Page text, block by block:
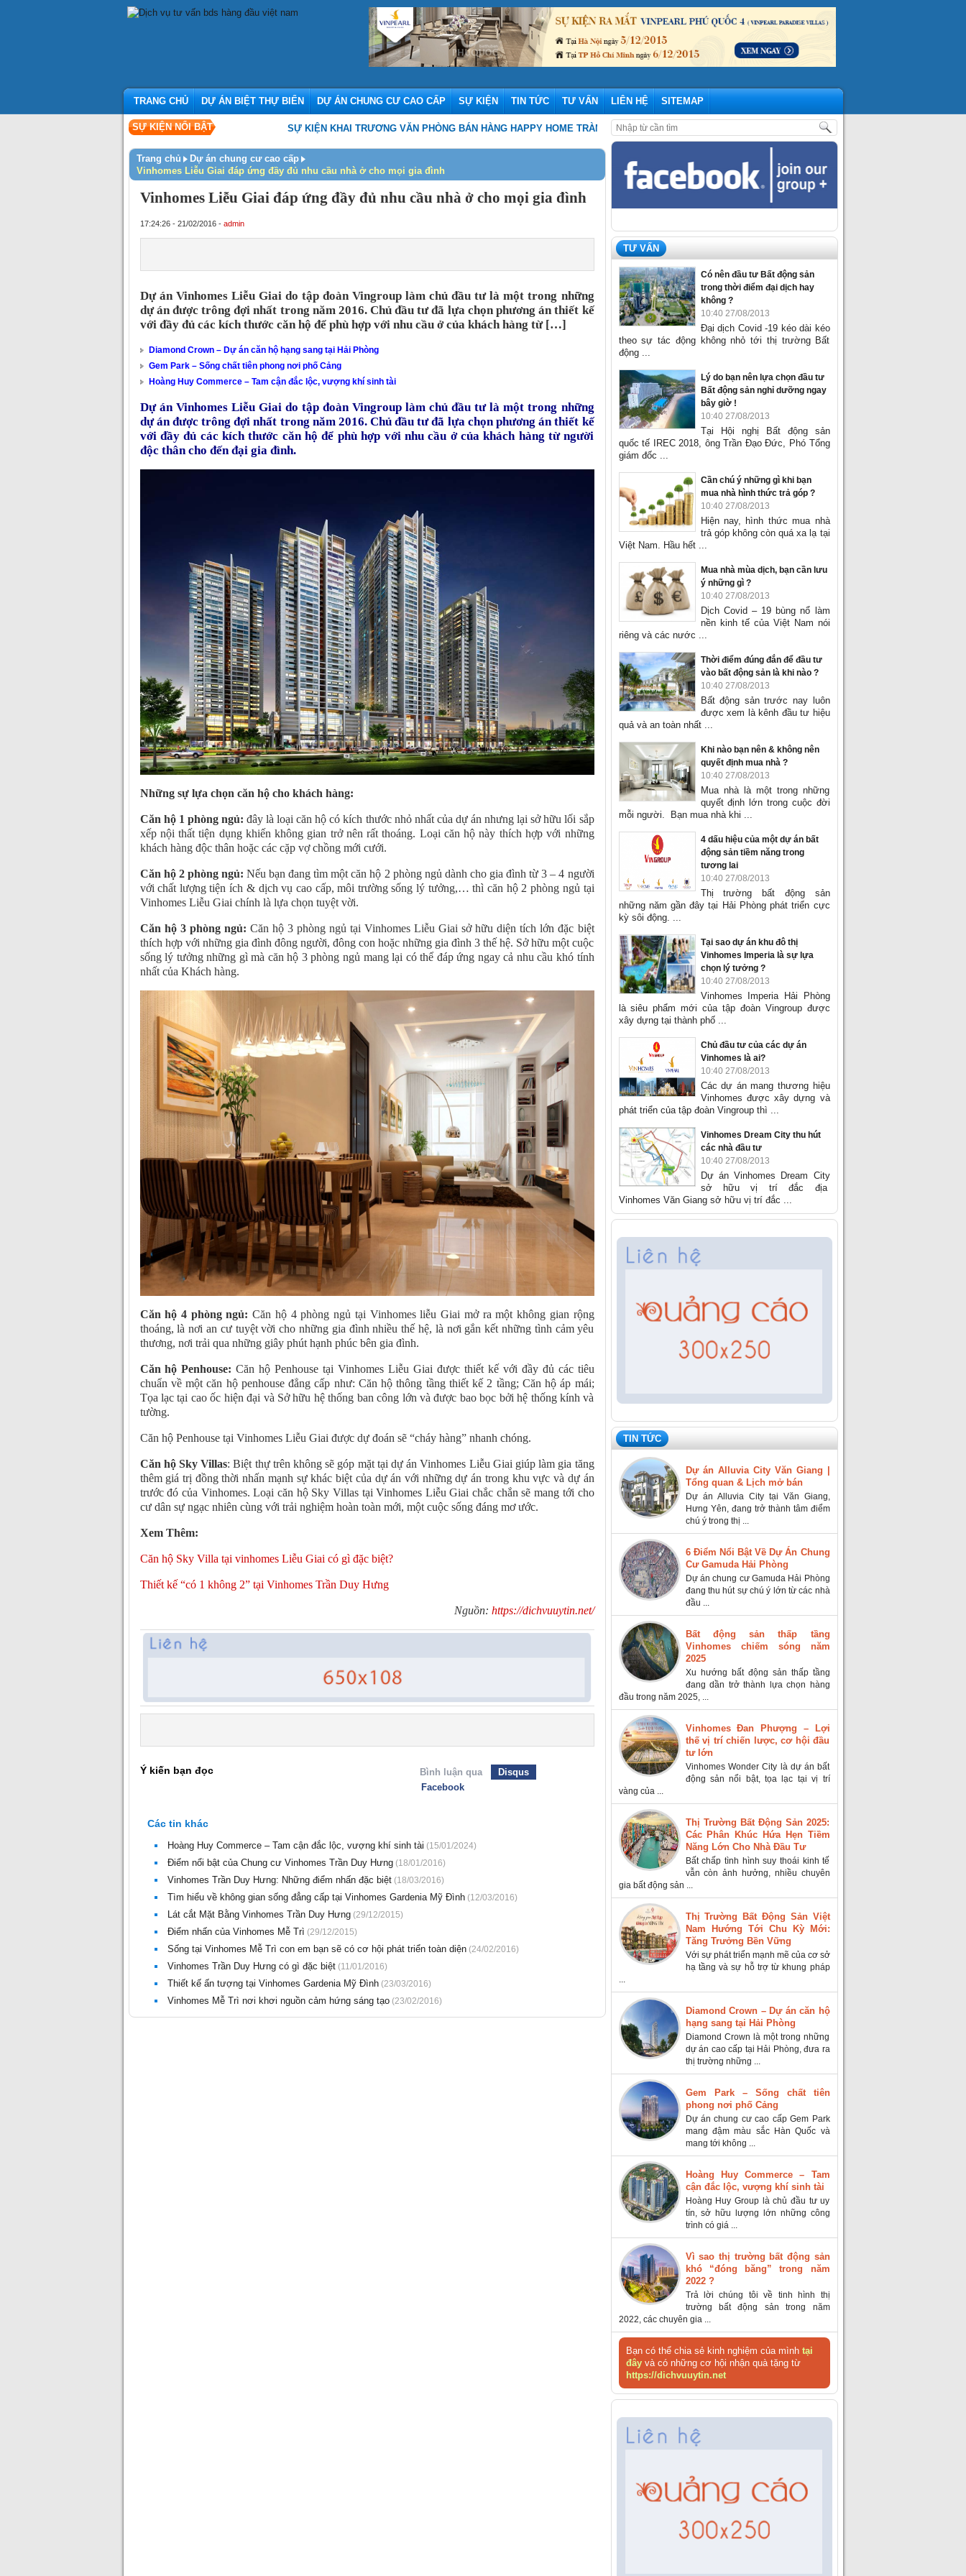
TRANG CHỦ DỰ ÁN BIỆT THỰ BIỂN DỰ ÁN CHUNG CƯ CAO CẤP SỰ KIỆN TIN TỨC TƯ VẤN LIÊN HỆ SITEMAP
SỰ KIỆN NỔI BẬT SỰ KIỆN KHAI TRƯƠNG VĂN PHÒNG BÁN HÀNG HAPPY HOME TRÀNG CÁT,THE ORIGAMI VINHOMES GRAND PARK – NHỮNG CẬP NHẬP MỚI NHẤT THÁNG
Trang chủ
Dự án chung cư cao cấp
Vinhomes Liễu Giai đáp ứng đầy đủ nhu cầu nhà ở cho mọi gia đình
Vinhomes Liễu Giai đáp ứng đầy đủ nhu cầu nhà ở cho mọi gia đình
17:24:26 - 21/02/2016 - admin
Dự án Vinhomes Liễu Giai do tập đoàn Vingroup làm chủ đầu tư là một trong những
dự án được trông đợi nhất trong năm 2016. Chủ đầu tư đã lựa chọn phương án thiết kế
với đầy đủ các kích thước căn hộ để phù hợp với nhu cầu ở của khách hàng từ […]
Diamond Crown – Dự án căn hộ hạng sang tại Hải Phòng
Gem Park – Sống chất tiên phong nơi phố Cảng
Hoàng Huy Commerce – Tam cận đắc lộc, vượng khí sinh tài
Dự án Vinhomes Liễu Giai do tập đoàn Vingroup làm chủ đầu tư là một trong những
dự án được trông đợi nhất trong năm 2016. Chủ đầu tư đã lựa chọn phương án thiết kế
với đầy đủ các kích thước căn hộ để phù hợp với nhu cầu ở của khách hàng từ người
độc thân cho đến đại gia đình.
Những sự lựa chọn căn hộ cho khách hàng:
Căn hộ 1 phòng ngủ: đây là loại căn hộ có kích thước nhỏ nhất của dự án nhưng lại sở hữu lối sắp
xếp nội thất tiện dụng khiến không gian trở nên rất thoáng. Loại căn hộ này thích hợp với những
khách hàng độc thân hoặc các cặp vợ chồng mới cưới.
Căn hộ 2 phòng ngủ: Nếu bạn đang tìm một căn hộ 2 phòng ngủ dành cho gia đình từ 3 – 4 người
với chất lượng tiện ích & dịch vụ cao cấp, môi trường sống lý tưởng,… thì căn hộ 2 phòng ngủ tại
Vinhomes Liễu Giai chính là lựa chọn tuyệt vời.
Căn hộ 3 phòng ngủ: Căn hộ 3 phòng ngủ tại Vinhomes Liễu Giai sở hữu diện tích lớn đặc biệt
thích hợp với những gia đình đông người, đông con hoặc những gia đình 3 thế hệ. Sở hữu một cuộc
sống lý tưởng những gì mà căn hộ 3 phòng ngủ mang lại có thể đáp ứng ngay cả nhu cầu khó tính
nhất của Khách hàng.
Căn hộ 4 phòng ngủ: Căn hộ 4 phòng ngủ tại Vinhomes liễu Giai mở ra một không gian rộng
thoáng, là nơi an cư tuyệt vời cho những gia đình nhiều thế hệ, là nơi gắn kết những tình cảm yêu
thương, nơi trải qua những giây phút hạnh phúc bên gia đình.
Căn hộ Penhouse: Căn hộ Penhouse tại Vinhomes Liễu Giai được thiết kế với đầy đủ các tiêu
chuẩn về một căn hộ penhouse đẳng cấp như: Căn hộ thông tầng thiết kế 2 tầng; Căn hộ áp mái;
Tọa lạc tại cao ốc hiện đại và Sở hữu hệ thống ban công lớn và được bao bọc bởi hệ thống kính và
tường.
Căn hộ Penhouse tại Vinhomes Liễu Giai được dự đoán sẽ “cháy hàng” nhanh chóng.
Căn hộ Sky Villas: Biệt thự trên không sẽ góp mặt tại dự án Vinhomes Liễu Giai giúp làm gia tăng
thêm giá trị đồng thời nhấn mạnh sự khác biệt của dự án với những dự án trong khu vực và dự án
trước đó của Vinhomes. Loại căn hộ Sky Villas tại Vinhomes Liễu Giai chắc chắn sẽ mang tới cho
cư dân sự ngạc nhiên cùng với trải nghiệm hoàn toàn mới, một cuộc sống đáng mơ ước.
Xem Thêm:
Căn hộ Sky Villa tại vinhomes Liễu Giai có gì đặc biệt?
Thiết kế “có 1 không 2” tại Vinhomes Trần Duy Hưng
Nguồn: https://dichvuuytin.net/
Ý kiến bạn đọc Bình luận qua
Disqus
Facebook
Các tin khác
Hoàng Huy Commerce – Tam cận đắc lộc, vượng khí sinh tài (15/01/2024)
Điểm nổi bật của Chung cư Vinhomes Trần Duy Hưng(18/01/2016)
Vinhomes Trần Duy Hưng: Những điểm nhấn đặc biệt(18/03/2016)
Tìm hiểu về không gian sống đẳng cấp tại Vinhomes Gardenia Mỹ Đình(12/03/2016)
Lát cắt Mặt Bằng Vinhomes Trần Duy Hưng(29/12/2015)
Điểm nhấn của Vinhomes Mễ Trì (29/12/2015)
Sống tại Vinhomes Mễ Trì con em bạn sẽ có cơ hội phát triển toàn diện(24/02/2016)
Vinhomes Trần Duy Hưng có gì đặc biệt(11/01/2016)
Thiết kế ấn tượng tại Vinhomes Gardenia Mỹ Đình(23/03/2016)
Vinhomes Mễ Trì nơi khơi nguồn cảm hứng sáng tạo(23/02/2016)
TƯ VẤN
Có nên đầu tư Bất động sản
trong thời điểm đại dịch hay
không ?
10:40 27/08/2013
Đại dịch Covid -19 kéo dài kéo
theo sự tác động không nhỏ tới thị trường Bất
động ...
Lý do bạn nên lựa chọn đầu tư
Bất động sản nghỉ dưỡng ngay
bây giờ !
10:40 27/08/2013
Tại Hội nghị Bất động sản
quốc tế IREC 2018, ông Trần Đạo Đức, Phó Tổng
giám đốc ...
Cần chú ý những gì khi bạn
mua nhà hình thức trả góp ?
10:40 27/08/2013
Hiện nay, hình thức mua nhà
trả góp không còn quá xa lạ tại
Việt Nam. Hầu hết ...
Mua nhà mùa dịch, bạn cần lưu
ý những gì ?
10:40 27/08/2013
Dịch Covid – 19 bùng nổ làm
nền kinh tế của Việt Nam nói
riêng và các nước ...
Thời điểm đúng đắn để đầu tư
vào bất động sản là khi nào ?
10:40 27/08/2013
Bất động sản trước nay luôn
được xem là kênh đầu tư hiệu
quả và an toàn nhất ...
Khi nào bạn nên & không nên
quyết định mua nhà ?
10:40 27/08/2013
Mua nhà là một trong những
quyết định lớn trong cuộc đời
mỗi người. Bạn mua nhà khi ...
4 dấu hiệu của một dự án bất
động sản tiềm năng trong
tương lai
10:40 27/08/2013
Thị trường bất động sản
những năm gần đây tại Hải Phòng phát triển cực
kỳ sôi động. ...
Tại sao dự án khu đô thị
Vinhomes Imperia là sự lựa
chọn lý tưởng ?
10:40 27/08/2013
Vinhomes Imperia Hải Phòng
là siêu phẩm mới của tập đoàn Vingroup được
xây dựng tại thành phố ...
Chủ đầu tư của các dự án
Vinhomes là ai?
10:40 27/08/2013
Các dự án mang thương hiệu
Vinhomes được xây dựng và
phát triển của tập đoàn Vingroup thì ...
Vinhomes Dream City thu hút
các nhà đầu tư
10:40 27/08/2013
Dự án Vinhomes Dream City
sở hữu vị trí đắc địa
Vinhomes Văn Giang sở hữu vị trí đắc ...
TIN TỨC
Dự án Alluvia City Văn Giang |
Tổng quan & Lịch mở bán
Dự án Alluvia City tại Văn Giang,
Hưng Yên, đang trở thành tâm điểm
chú ý trong thị ...
6 Điểm Nổi Bật Về Dự Án Chung
Cư Gamuda Hải Phòng
Dự án chung cư Gamuda Hải Phòng
đang thu hút sự chú ý lớn từ các nhà
đầu ...
Bất động sản thấp tầng
Vinhomes chiếm sóng năm
2025
Xu hướng bất động sản thấp tầng
đang dần trở thành lựa chọn hàng
đầu trong năm 2025, ...
Vinhomes Đan Phượng – Lợi
thế vị trí chiến lược, cơ hội đầu
tư lớn
Vinhomes Wonder City là dự án bất
động sản nổi bật, tọa lạc tại vị trí
vàng của ...
Thị Trường Bất Động Sản 2025:
Các Phân Khúc Hứa Hẹn Tiềm
Năng Lớn Cho Nhà Đầu Tư
Bất chấp tình hình suy thoái kinh tế
vẫn còn ảnh hưởng, nhiều chuyên
gia bất động sản ...
Thị Trường Bất Động Sản Việt
Nam Hướng Tới Chu Kỳ Mới:
Tăng Trưởng Bền Vững
Với sự phát triển mạnh mẽ của cơ sở
hạ tầng và sự hỗ trợ từ khung pháp
Diamond Crown – Dự án căn hộ
hạng sang tại Hải Phòng
Diamond Crown là một trong những
dự án cao cấp tại Hải Phòng, đưa ra
thị trường những ...
Gem Park – Sống chất tiên
phong nơi phố Cảng
Dự án chung cư cao cấp Gem Park
mang đậm màu sắc Hàn Quốc và
mang tới không ...
Hoàng Huy Commerce – Tam
cận đắc lộc, vượng khí sinh tài
Hoàng Huy Group là chủ đầu tư uy
tín, sở hữu lượng lớn những công
trình có giá ...
Vì sao thị trường bất động sản
khó “đóng băng” trong năm
2022 ?
Trả lời chúng tôi về tinh hình thị
trường bất động sản trong năm
2022, các chuyên gia ...
Bạn có thể chia sẻ kinh nghiệm của mình tại
đâyvà có những cơ hội nhận quà tặng từ
https://dichvuuytin.net